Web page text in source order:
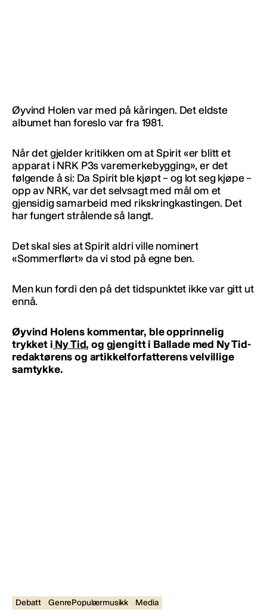
Øyvind Holen var med på kåringen. Det eldste
albumet han foreslo var fra 1981.
Når det gjelder kritikken om at Spirit «er blitt et
apparat i NRK P3s varemerkebygging», er det
følgende å si: Da Spirit ble kjøpt – og lot seg kjøpe –
opp av NRK, var det selvsagt med mål om et
gjensidig samarbeid med rikskringkastingen. Det
har fungert strålende så langt.
Det skal sies at Spirit aldri ville nominert
«Sommerflørt» da vi stod på egne ben.
Men kun fordi den på det tidspunktet ikke var gitt ut
ennå.
Øyvind Holens kommentar, ble opprinnelig
trykket i Ny Tid, og gjengitt i Ballade med Ny Tid-
redaktørens og artikkelforfatterens velvillige
samtykke.
Debatt GenrePopulærmusikk Media